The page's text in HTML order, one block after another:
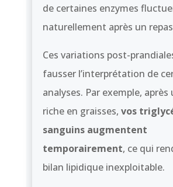
de certaines enzymes
naturellement après un
Ces variations post-
fausser l’interprétation de
analyses. Par exemple, après
riche en graisses, vos
sanguins augmentent
temporairement, ce qui
bilan lipidique inexploitable.